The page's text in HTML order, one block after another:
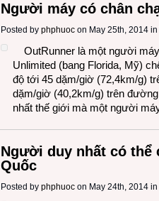
Người máy có chân
Posted by phphuoc on May 25th, 2014 in
OutRunner là một người
Unlimited (bang Florida, Mỹ)
độ tới 45 dặm/giờ (72,4km/g)
dặm/giờ (40,2km/g) trên
nhất thế giới mà một người
Người duy nhất có
Quốc
Posted by phphuoc on May 24th, 2014 in